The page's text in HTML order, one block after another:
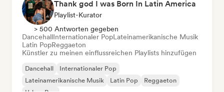
Thank god I was Born In Latin America
Playlist-Kurator
> 500 Antworten gegeben
DancehallInternationaler PopLateinamerikanische Musik
Latin PopReggaeton
Künstler zu meinen einflussreichen Playlists hinzufügen
Dancehall
Internationaler Pop
Lateinamerikanische Musik
Latin Pop
Reggaeton